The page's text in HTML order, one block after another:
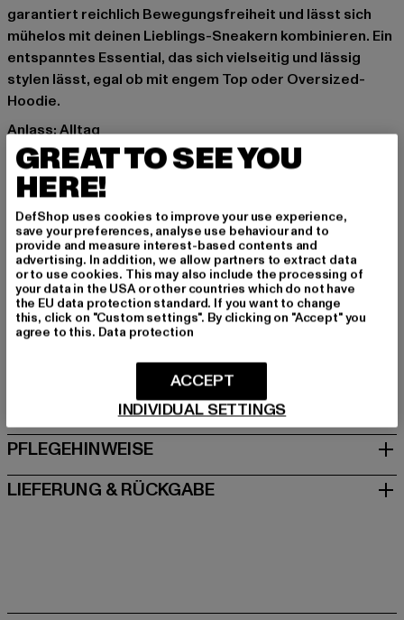
garantiert reichlich Bewegungsfreiheit und lässt sich
mühelos mit deinen Lieblings-Sneakern kombinieren. Ein
entspanntes Essential, das sich vielseitig und lässig
stylen lässt, egal ob mit engem Top oder Oversized-
Hoodie.
Anlass: Alltag
Schnitt: Normal
Marke: 2Y Studios
Kat.: Apparel
Farbe: schwarz
Hersteller Farbe: black
Materialzusammensetzung: 100% Baumwolle
Art.Nr: WJ-B-10001-00007
Hersteller: 2Y Premium GmbH |info@2y-studios.com
GRÖSSE & PASSFORM
PFLEGEHINWEISE
LIEFERUNG & RÜCKGABE
GREAT TO SEE YOU
HERE!
DefShop uses cookies to improve your use experience,
save your preferences, analyse use behaviour and to
provide and measure interest-based contents and
advertising. In addition, we allow partners to extract data
or to use cookies. This may also include the processing of
your data in the USA or other countries which do not have
the EU data protection standard. If you want to change
this, click on "Custom settings". By clicking on "Accept" you
agree to this. Data protection
INDIVIDUAL SETTINGS
ACCEPT